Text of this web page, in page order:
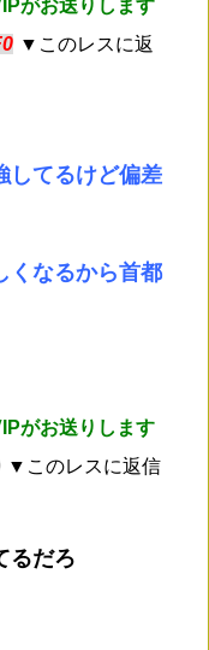
がお送りします
▼このレスに返
してるけど偏差
くなるから首都
がお送りします
▼このレスに返信
るだろ